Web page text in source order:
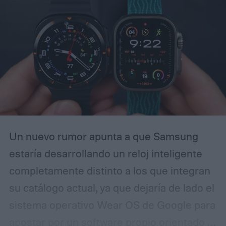
lanzamiento esperados fueron detallados
por Dealabs hace un par de semanas. Las
nuevas diapositivas promocionales apoyan
varias partes de ese informe anterior,
incluyendo los materiales rediseñados y el
audio de TrueSpatial.
Un nuevo rumor apunta a que Samsung
estaría desarrollando un reloj inteligente
completamente distinto a los que integran
su catálogo actual, ya que dejaría de lado el